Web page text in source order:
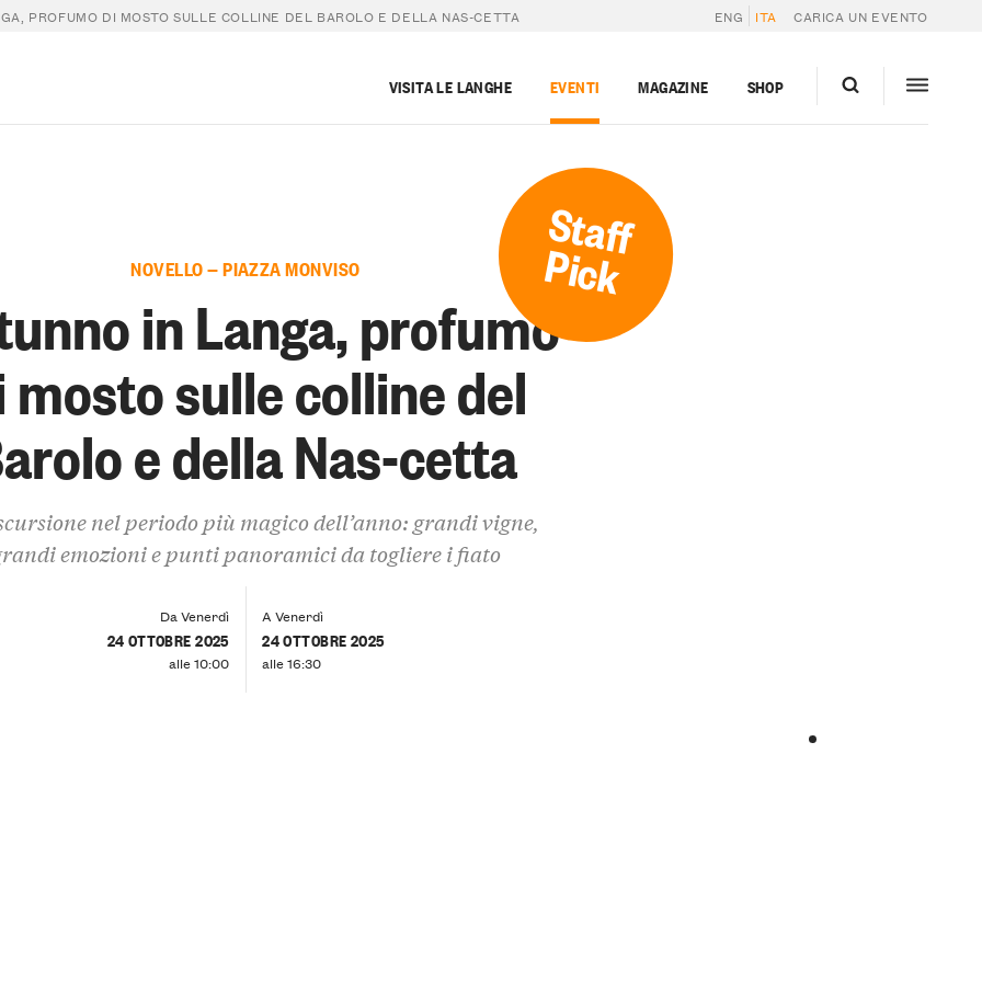
PROFUMO DI MOSTO SULLE COLLINE DEL BAROLO E DELLA NAS-CETTA ENG ITA CARICA UN EVENTO
VISITA LE LANGHE EVENTI MAGAZINE SHOP
Staff
Pick
NOVELLO — PIAZZA MONVISO
in Langa, profumo
mosto sulle colline del
e della Nas-cetta
nel periodo più magico dell’anno: grandi vigne,
emozioni e punti panoramici da togliere i fiato
Da Venerdì
24 OTTOBRE 2025
alle 10:00
A Venerdì
24 OTTOBRE 2025
alle 16:30